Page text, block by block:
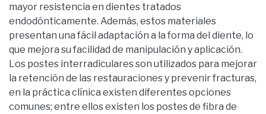
mayor resistencia en dientes tratados
endodónticamente. Además, estos materiales
presentan una fácil adaptación a la forma del diente, lo
que mejora su facilidad de manipulación y aplicación.
Los postes interradiculares son utilizados para mejorar
la retención de las restauraciones y prevenir fracturas,
en la práctica clínica existen diferentes opciones
comunes; entre ellos existen los postes de fibra de